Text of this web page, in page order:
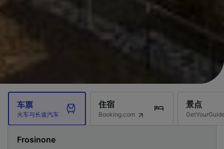
车票
火车与长途汽车
住宿
Booking.com
景点